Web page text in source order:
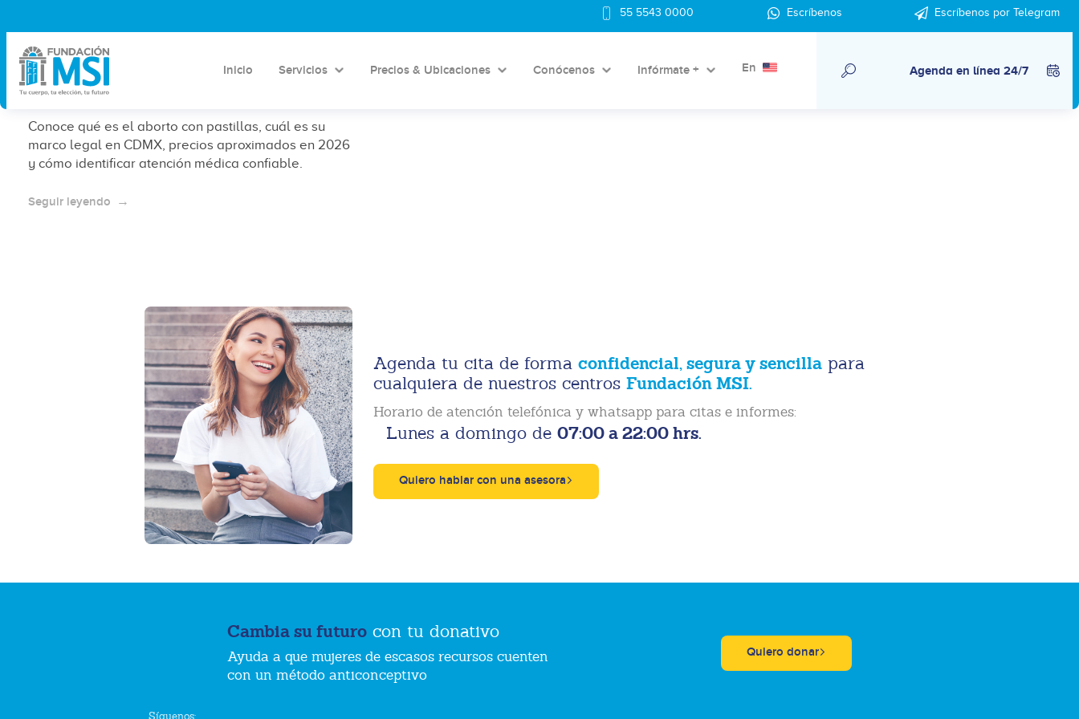
55 5543 0000 Escríbenos Escríbenos por Telegram
Inicio Servicios Precios & Ubicaciones Conócenos Infórmate + En Agenda en línea 24/7
Aborto con pastillas en CDMX:
información general, precios 2026 y
marco legal
Conoce qué es el aborto con pastillas, cuál es su
marco legal en CDMX, precios aproximados en 2026
y cómo identificar atención médica confiable.
Seguir leyendo
Agenda tu cita de forma confidencial, segura y sencillapara
cualquiera de nuestros centros Fundación MSI.
Horario de atención telefónica y whatsapp para citas e informes:
Lunes a domingo de 07:00 a 22:00 hrs.
Quiero hablar con una asesora
Cambia su futuro con tu donativo
Ayuda a que mujeres de escasos recursos cuenten
con un método anticonceptivo
Quiero donar